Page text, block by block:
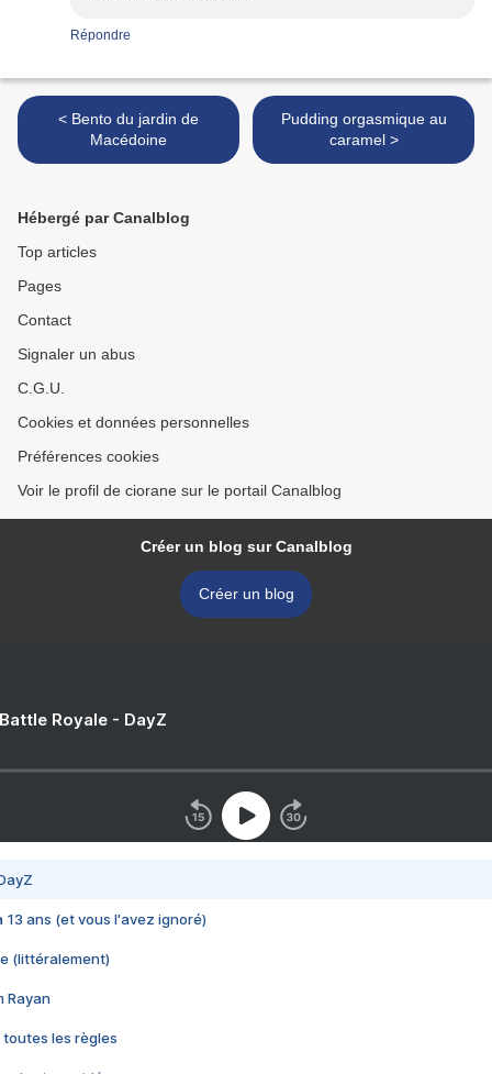
Répondre
< Bento du jardin de
Macédoine
Pudding orgasmique au
caramel >
Hébergé par Canalblog
Top articles
Pages
Contact
Signaler un abus
C.G.U.
Cookies et données personnelles
Préférences cookies
Voir le profil de ciorane sur le portail Canalblog
Créer un blog sur Canalblog
Créer un blog
Royale - DayZ
13 ans (et vous l'avez ignoré)
(littéralement)
Rayan
toutes les règles